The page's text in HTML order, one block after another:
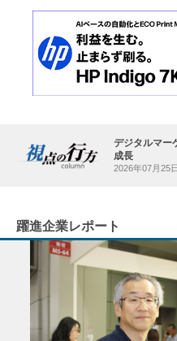
デジタルマー
成長
2026年07月25日
躍進企業レポート